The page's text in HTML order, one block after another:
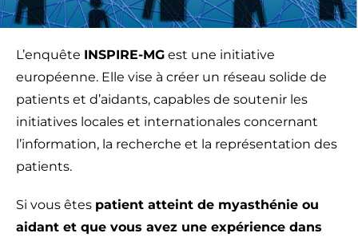
L’enquête INSPIRE-MG est une initiative
européenne. Elle vise à créer un réseau solide de
patients et d’aidants, capables de soutenir les
initiatives locales et internationales concernant
l’information, la recherche et la représentation des
patients.
Si vous êtes patient atteint de myasthénie ou
aidant et que vous avez une expérience dans